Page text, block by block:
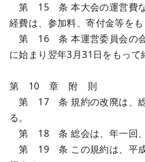
第 15 条 本大会の運営費な
経費は、参加料、寄付金等をも
第 16 条 本運営委員会の会
に始まり翌年3月31日をもって
第 10 章 附 則
第 17 条 規約の改廃は、総
る。
第 18 条 総会は、年一回、
第 19 条 この規約は、平